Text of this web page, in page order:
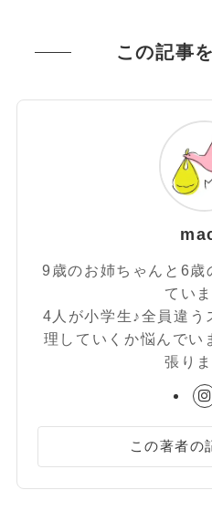
この記事
9歳のお姉ちゃんと6歳
ていま
4人が小学生♪全員違う
理していくか悩んでい
張りま
この著者の